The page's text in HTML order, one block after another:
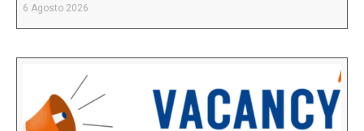
6 Agosto 2026